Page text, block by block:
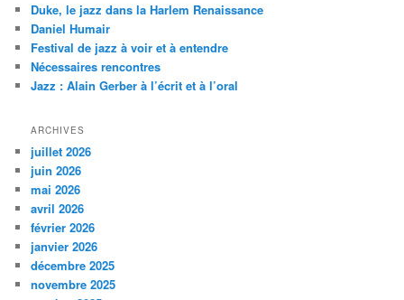
r
c
h
e
Duke, le jazz dans la Harlem Renaissance
Daniel Humair
Festival de jazz à voir et à entendre
Nécessaires rencontres
Jazz : Alain Gerber à l’écrit et à l’oral
ARCHIVES
juillet 2026
juin 2026
mai 2026
avril 2026
février 2026
janvier 2026
décembre 2025
novembre 2025